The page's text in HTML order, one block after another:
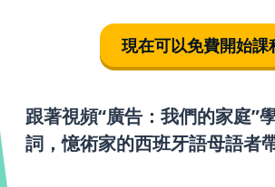
現在可以免費開始課
跟著視頻“廣告：我們的家庭”
詞，憶術家的西班牙語母語者